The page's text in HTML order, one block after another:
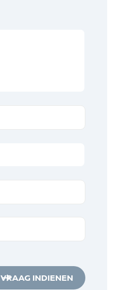
VRAAG INDIENEN